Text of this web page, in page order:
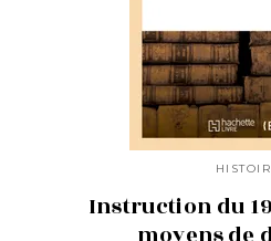
Instruction du